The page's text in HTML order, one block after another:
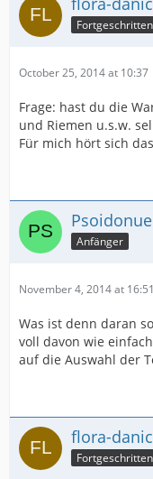
October 25, 2014 at 10:37
Frage: hast du die
und Riemen u.s.w.
Für mich hört sich
Anfänger
November 4, 2014 at 16:51
Was ist denn daran
voll davon wie
auf die Auswahl der
flora-